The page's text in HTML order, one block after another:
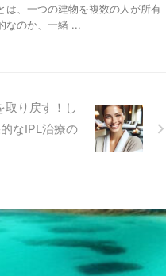
は、一つの建物を複数の人が所有
なのか、一緒 ...
取り戻す！し
なIPL治療の